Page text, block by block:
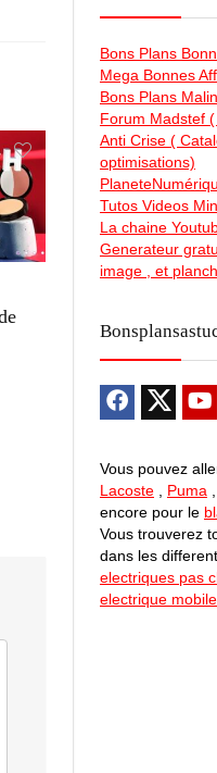
Bons Plans
Mega Bonnes
Bons Plans
Forum Madstef
Anti Crise (
optimisations)
Tutos Videos
La chaine
Generateur
image , et
Vous pouvez
Lacoste
Puma
encore pour le
Vous trouverez
dans les
electriques pas
electrique